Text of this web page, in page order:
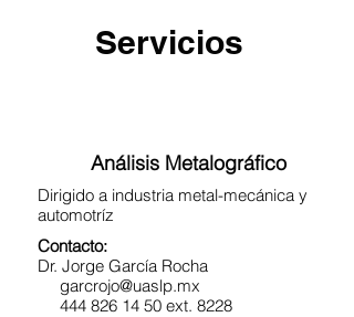
Servicios
Análisis Metalográfico
Dirigido a industria metal-mecánica y
automotríz
Contacto:
Dr. Jorge García Rocha
garcrojo@uaslp.mx
444 826 14 50 ext. 8228